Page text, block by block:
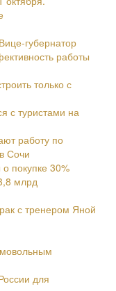
губернатор
работы
только с
с туристами на
работу по
Сочи
покупке 30%
млрд
с тренером Яной
для